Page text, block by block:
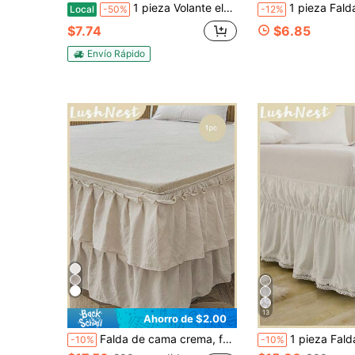
Local -50% 1 pieza Volante elástico para cama - Volante fácil de envolver - Falda de cama de microfibra con cinturón elástico ajustable, caída de 15 pulgadas - Falda de cama de calidad de hotel, resistente a la decoloración (T/F/Q/K)
$7.74
Envío Rápido
-12% 1 pieza Falda de cama beige, ropa de cama, cubierta de cama, sábana, decoración acogedora de la habitación, textil del hogar, borde con volantes con banda
$6.85
Ahorro de $2.00
-10% Falda de cama crema, falda de cama estilo bohemio, 1 pieza de falda de cama con volantes crema, decoración de ropa de cama, fibra de poliéster suave, estilo vintage de granja, falda de cama con doble volante, adecuada para todas las estaciones
13
-10% 1 pieza Falda de cama con patrón de cuadros blancos y encaje hueco, estilo clásico minimalista, tela de poliéster cómoda y transpirable adecuada para todas las